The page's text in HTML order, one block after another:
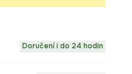
Doručení i do 24 hodin